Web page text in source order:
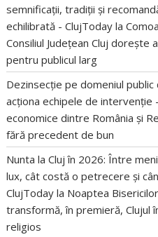
semnificații, tradiții și
echilibrată - ClujToday la
Consiliul Județean Cluj dorește
pentru publicul larg
Dezinsecție pe domeniul public
acționa echipele de intervenție
economice dintre România și
fără precedent de bun
Nunta la Cluj în 2026: Între
lux, cât costă o petrecere și
ClujToday la Noaptea
transformă, în premieră, Clujul
religios